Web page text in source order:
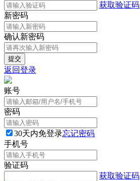
获取验证码
新密码
确认新密码
返回登录
账号
密码
30天内免登录忘记密码
手机号
验证码
获取验证码